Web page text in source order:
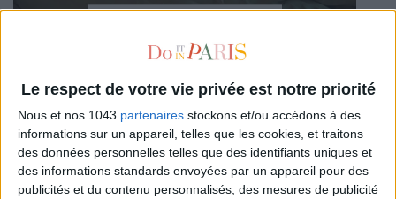
Le respect de votre vie privée est notre priorité
Nous et nos 1043 partenaires stockons et/ou accédons à des
informations sur un appareil, telles que les cookies, et traitons
des données personnelles telles que des identifiants uniques et
des informations standards envoyées par un appareil pour des
publicités et du contenu personnalisés, des mesures de publicité
LA SEMAINE DE DO IT